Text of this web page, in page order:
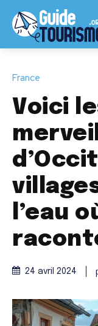
France
Voici
l’eau
24 avril 2024